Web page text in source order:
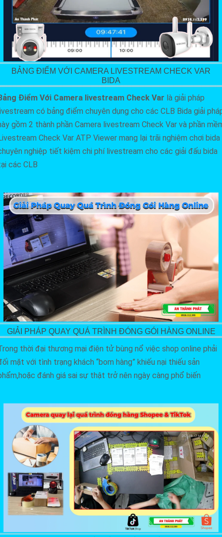
BẢNG ĐIỂM VỚI CAMERA LIVESTREAM CHECK VAR
BIDA
Điểm Với Camera livestream Check Var là giải pháp
có bảng điểm chuyên dụng cho các CLB Bida giải
gồm 2 thành phần Camera livestream Check Var và phần
Check Var ATP Viewer mang lại trãi nghiệm chơi bida
nghiệp tiết kiệm chi phí livestream cho các giải đấu bida
các CLB
GIẢI PHÁP QUAY QUÁ TRÌNH ĐÓNG GÓI HÀNG ONLINE
thời đại thương mại điện tử bùng nổ việc shop online phải
mặt với tình trạng khách “bom hàng” khiếu nại thiếu sản
đánh giá sai sự thật trở nên ngày càng phổ biến